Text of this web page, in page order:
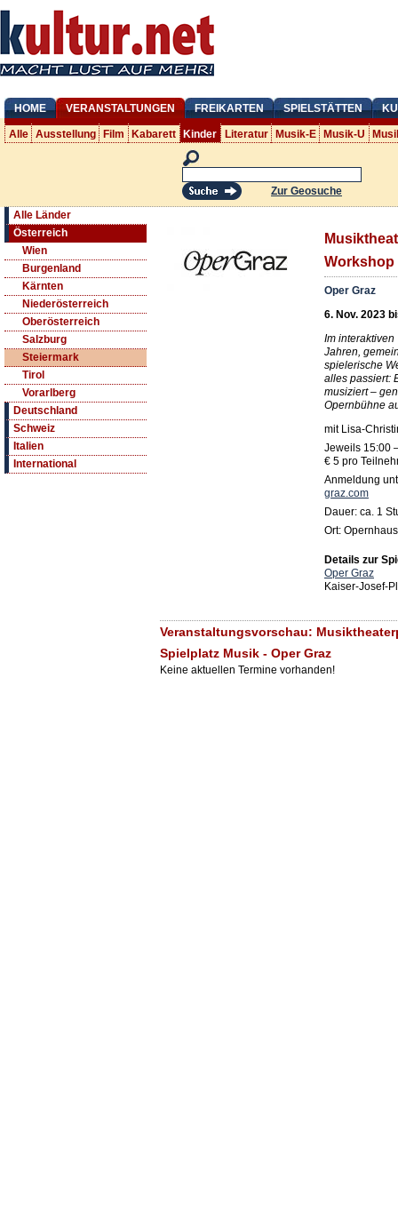
HOME VERANSTALTUNGEN FREIKARTEN SPIELSTÄTTEN
Alle Ausstellung Film Kabarett Kinder Literatur Musik-E Musik-U
Zur Geosuche
Alle Länder
Österreich
Wien
Burgenland
Kärnten
Niederösterreich
Oberösterreich
Salzburg
Steiermark
Tirol
Vorarlberg
Deutschland
Schweiz
Italien
International
Workshop
Oper Graz
6. Nov. 2023
Im
Jahren,
spielerische
alles passiert:
musiziert –
Opernbühne
mit Lisa-
Jeweils 15:00
€ 5 pro
Anmeldung
graz.com
Dauer: ca. 1
Ort:
Details zur
Oper Graz
Kaiser-Josef-
Veranstaltungsvorschau:
Spielplatz Musik - Oper Graz
Keine aktuellen Termine vorhanden!